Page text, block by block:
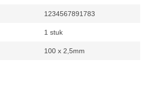
1234567891783
1 stuk
100 x 2,5mm